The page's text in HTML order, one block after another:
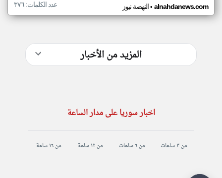
النهضة نيوز• alnahdanews.com عدد الكلمات: ٣٧٦
المزيد من الأخبار
اخبار سوريا على مدار الساعة
من ٣ ساعات من ٦ ساعات من ١٢ ساعة من ١٦ ساعة